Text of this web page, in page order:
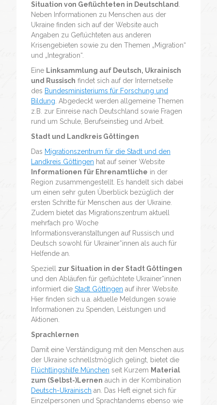
Situation von Geflüchteten in Deutschland
Neben Informationen zu Menschen aus der
Ukraine finden sich auf der Website auch
Angaben zu Geflüchteten aus anderen
Krisengebieten sowie zu den Themen „Migration“
und „Integration“.
Eine Linksammlung auf Deutsch, Ukrainisch
und Russisch findet sich auf der Internetseite
des Bundesministeriums für Forschung und
Bildung . Abgedeckt werden allgemeine Themen
z.B. zur Einreise nach Deutschland sowie Fragen
rund um Schule, Berufseinstieg und Arbeit.
Stadt und Landkreis Göttingen
Das Migrationszentrum für die Stadt und den
Landkreis Göttingen hat auf seiner Website
Informationen für Ehrenamtliche in der
Region zusammengestellt. Es handelt sich dabei
um einen sehr guten Überblick bezüglich der
ersten Schritte für Menschen aus der Ukraine.
Zudem bietet das Migrationszentrum aktuell
mehrfach pro Woche
Informationsveranstaltungen auf Russisch und
Deutsch sowohl für Ukrainer*innen als auch für
Helfende an.
Speziell zur Situation in der Stadt Göttingen
und den Abläufen für geflüchtete Ukrainer*innen
informiert die Stadt Göttingen auf ihrer Website.
Hier finden sich u.a. aktuelle Meldungen sowie
Informationen zu Spenden, Leistungen und
Aktionen.
Sprachlernen
Damit eine Verständigung mit den Menschen aus
der Ukraine schnellstmöglich gelingt, bietet die
Flüchtlingshilfe München seit Kurzem Material
zum (Selbst-)Lernen auch in der Kombination
Deutsch-Ukrainisch an. Das Heft eignet sich für
Einzelpersonen und Sprachtandems ebenso wie